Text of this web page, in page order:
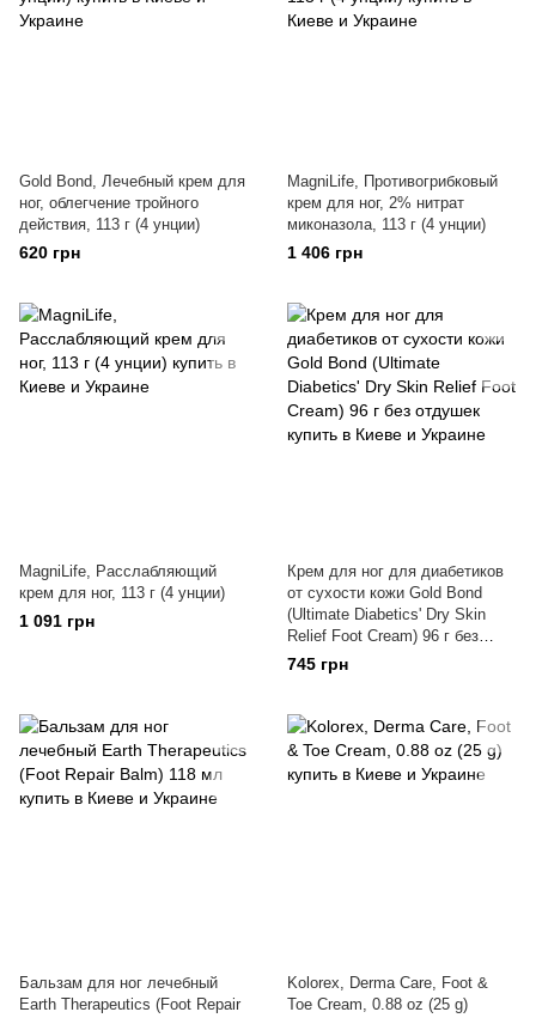
Gold Bond, Лечебный крем для
ног, облегчение тройного
действия, 113 г (4 унции)
620 грн
MagniLife, Противогрибковый
крем для ног, 2% нитрат
миконазола, 113 г (4 унции)
1 406 грн
MagniLife, Расслабляющий
крем для ног, 113 г (4 унции)
1 091 грн
Крем для ног для диабетиков
от сухости кожи Gold Bond
(Ultimate Diabetics' Dry Skin
Relief Foot Cream) 96 г без
отдушек
745 грн
Бальзам для ног лечебный
Earth Therapeutics (Foot Repair
Kolorex, Derma Care, Foot &
Toe Cream, 0.88 oz (25 g)